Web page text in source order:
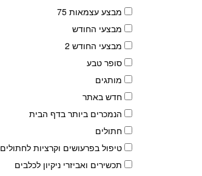
מבצע עצמאות 75
מבצעי החודש
מבצעי החודש 2
סופר טבע
מותגים
חדש באתר
הנמכרים ביותר בדף הבית
חתולים
טיפול בפרעושים וקרציות לחתולים
תכשירים ואביזרי ניקיון לכלבים